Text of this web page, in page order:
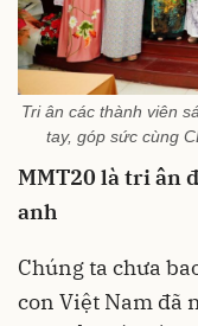
Tri ân các thành viên
tay, góp sức cùng
MMT20 là tri ân
anh
Chúng ta chưa
con Việt Nam đã